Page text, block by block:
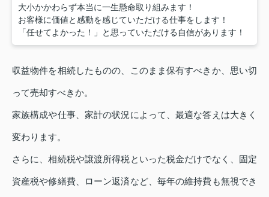
大小かかわらず本当に一生懸命取り組みます！
お客様に価値と感動を感じていただける仕事をします！
「任せてよかった！」と思っていただける自信があります！
収益物件を相続したものの、このまま保有すべきか、思い切
って売却すべきか。
家族構成や仕事、家計の状況によって、最適な答えは大きく
変わります。
さらに、相続税や譲渡所得税といった税金だけでなく、固定
資産税や修繕費、ローン返済など、毎年の維持費も無視でき